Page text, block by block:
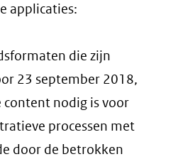
applicaties:
die zijn
23 september 2018,
nodig is voor
processen met
door de betrokken